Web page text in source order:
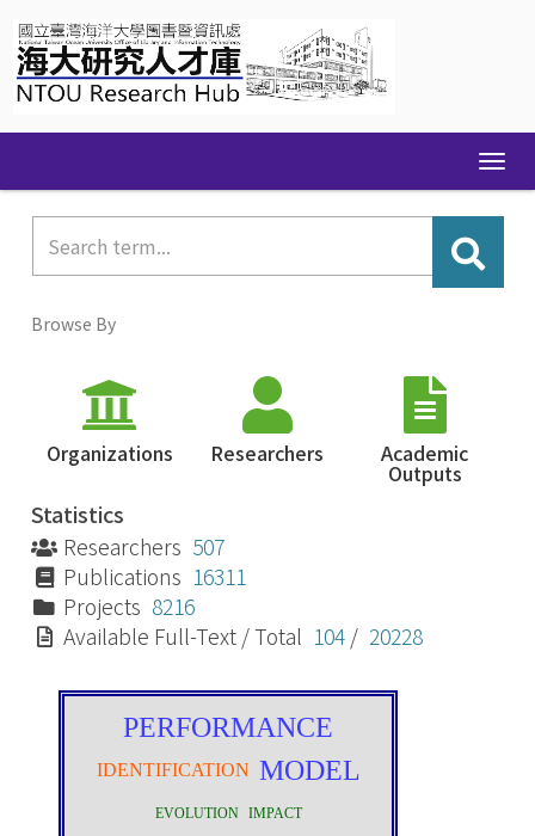
navigation
Browse By
Organizations Researchers Academic
Outputs
Statistics
Researchers 507
Publications 16311
Projects 8216
Available Full-Text / Total 104 / 20228